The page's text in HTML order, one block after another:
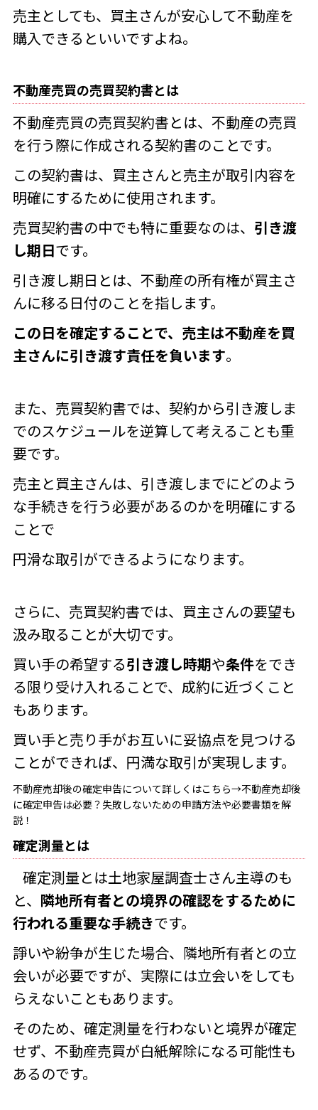
売主としても、買主さんが安心して不動産を
購入できるといいですよね。
不動産売買の売買契約書とは
不動産売買の売買契約書とは、不動産の売買
を行う際に作成される契約書のことです。
この契約書は、買主さんと売主が取引内容を
明確にするために使用されます。
売買契約書の中でも特に重要なのは、 引き渡
し期日です。
引き渡し期日とは、不動産の所有権が買主さ
んに移る日付のことを指します。
この日を確定することで、売主は不動産を買
主さんに引き渡す責任を負います。
また、売買契約書では、契約から引き渡しま
でのスケジュールを逆算して考えることも重
要です。
売主と買主さんは、引き渡しまでにどのよう
な手続きを行う必要があるのかを明確にする
ことで
円滑な取引ができるようになります。
さらに、売買契約書では、買主さんの要望も
汲み取ることが大切です。
買い手の希望する引き渡し時期や条件をでき
る限り受け入れることで、成約に近づくこと
もあります。
買い手と売り手がお互いに妥協点を見つける
ことができれば、円満な取引が実現します。
不動産売却後の確定申告について詳しくはこちら→不動産売却後
に確定申告は必要？失敗しないための申請方法や必要書類を解
説！
確定測量とは
確定測量とは土地家屋調査士さん主導のも
と、 隣地所有者との境界の確認をするために
行われる重要な手続きです。
諍いや紛争が生じた場合、隣地所有者との立
会いが必要ですが、実際には立会いをしても
らえないこともあります。
そのため、確定測量を行わないと境界が確定
せず、不動産売買が白紙解除になる可能性も
あるのです。